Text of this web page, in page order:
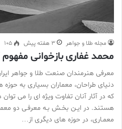
مجله طلا و جواهر 3 هفته پیش 105
محمد غفاری بازخوانی
معرفی هنرمندان صنعت طلا و جواهر ایران
دنیای طراحان، معماران بسیاری به حوزه
که در آثار آنان تفاوت ویژه ای را می
هستند. در ایـن بخـش بـه معرفـی دو
معمـاری، در حوزه های دیگری از…